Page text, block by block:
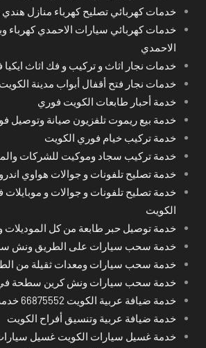
خدمات كهربائي تصليح كهرباء منازل هندي
خدمات كهربائي سيارات الاحمدي كهرباء
الاحمدي
خدمات نجار اثاث و تركيب و فك اثاث
خدمات نجار فتح أقفال أبواب مدينة
خدمة أحبار طابعات الكويت فوري
خدمة بيع ريموت تلفزيون صيانة وتوصيل
خدمة تركيب خيام فوري الكويت
خدمة تركيب سجاد وموكيت للشركات
خدمة تصليح تلفونات و جوالات هواوي
خدمة تصليح تلفونات و جوالات و
الكويت
خدمة توصيل حبر طابعة من كل الموديلات
خدمة سحب سيارات على الطريق ونش
خدمة سحب سيارات ومعدات ثقيلة من
خدمة سحب سيارات ونش كرين سطحة
خدمة ضيافة عربية الكويت 66875552 خدمة فورية
خدمة ضيافة عربية وتنسيق أفراح الكويت
خدمة غسيل سيارات الكويت غسيل